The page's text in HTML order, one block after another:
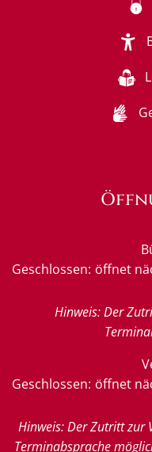
Klicken, um weitere
Geschlossen: öffnet
Hinweis: Der
Klicken, um weitere
Geschlossen: öffnet
Hinweis: Der Zutritt zur
Terminabsprache